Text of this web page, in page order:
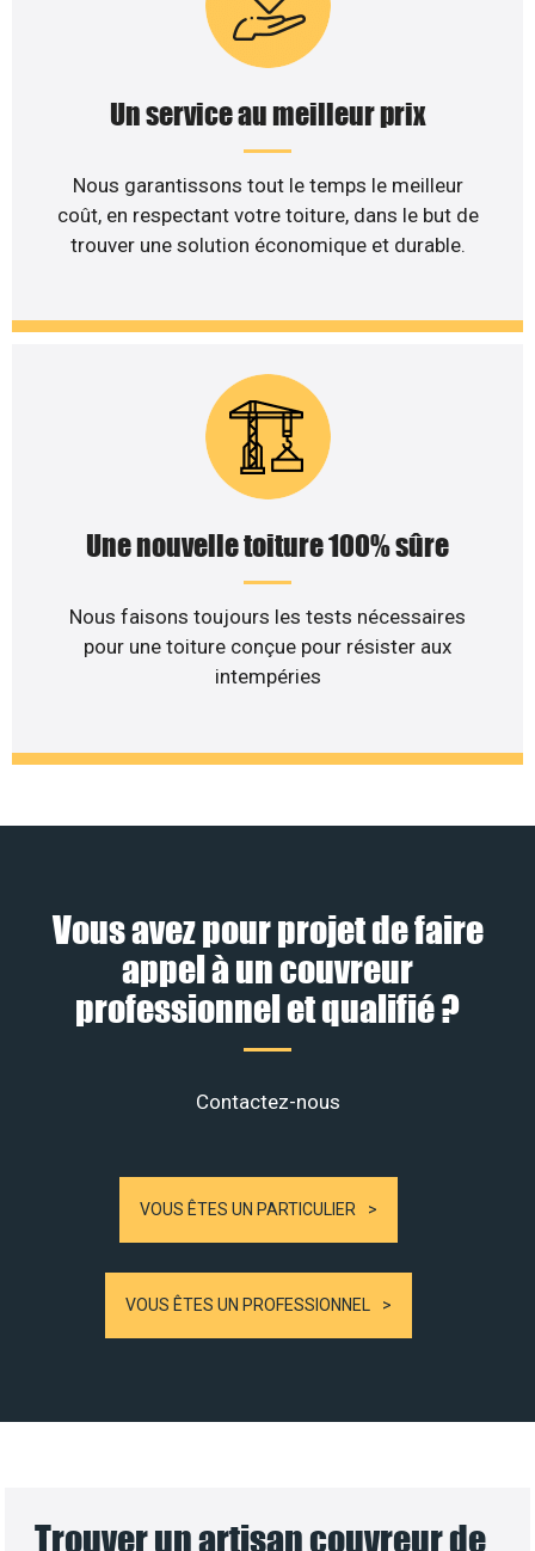
Un service au meilleur prix
Nous garantissons tout le temps le meilleur
coût, en respectant votre toiture, dans le but de
trouver une solution économique et durable.
Une nouvelle toiture 100% sûre
Nous faisons toujours les tests nécessaires
pour une toiture conçue pour résister aux
intempéries
Vous avez pour projet de faire
appel à un couvreur
professionnel et qualifié ?
Contactez-nous
VOUS ÊTES UN PARTICULIER
VOUS ÊTES UN PROFESSIONNEL
Trouver un artisan couvreur de